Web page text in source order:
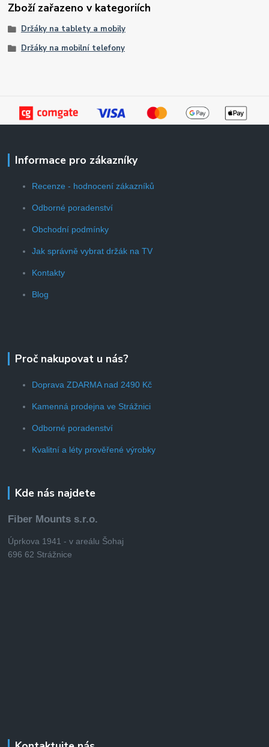
Zboží zařazeno v kategoriích
Držáky na tablety a mobily
Držáky na mobilní telefony
Informace pro zákazníky
Recenze - hodnocení zákazníků
Odborné poradenství
Obchodní podmínky
Jak správně vybrat držák na TV
Kontakty
Blog
Proč nakupovat u nás?
Doprava ZDARMA nad 2490 Kč
Kamenná prodejna ve Strážnici
Odborné poradenství
Kvalitní a léty prověřené výrobky
Kde nás najdete
Fiber Mounts s.r.o.
Úprkova 1941 - v areálu Šohaj
696 62 Strážnice